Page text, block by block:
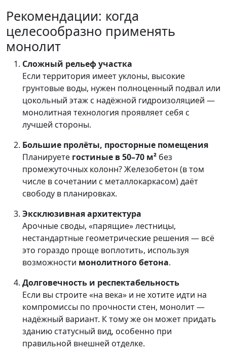
Рекомендации: когда
целесообразно применять
монолит
Сложный рельеф участка
Если территория имеет уклоны, высокие
грунтовые воды, нужен полноценный подвал или
цокольный этаж с надёжной гидроизоляцией —
монолитная технология проявляет себя с
лучшей стороны.
Большие пролёты, просторные помещения
Планируете гостиные в 50–70 м² без
промежуточных колонн? Железобетон (в том
числе в сочетании с металлокаркасом) даёт
свободу в планировках.
Эксклюзивная архитектура
Арочные своды, «парящие» лестницы,
нестандартные геометрические решения — всё
это гораздо проще воплотить, используя
возможности монолитного бетона.
Долговечность и респектабельность
Если вы строите «на века» и не хотите идти на
компромиссы по прочности стен, монолит —
надёжный вариант. К тому же он может придать
зданию статусный вид, особенно при
правильной внешней отделке.